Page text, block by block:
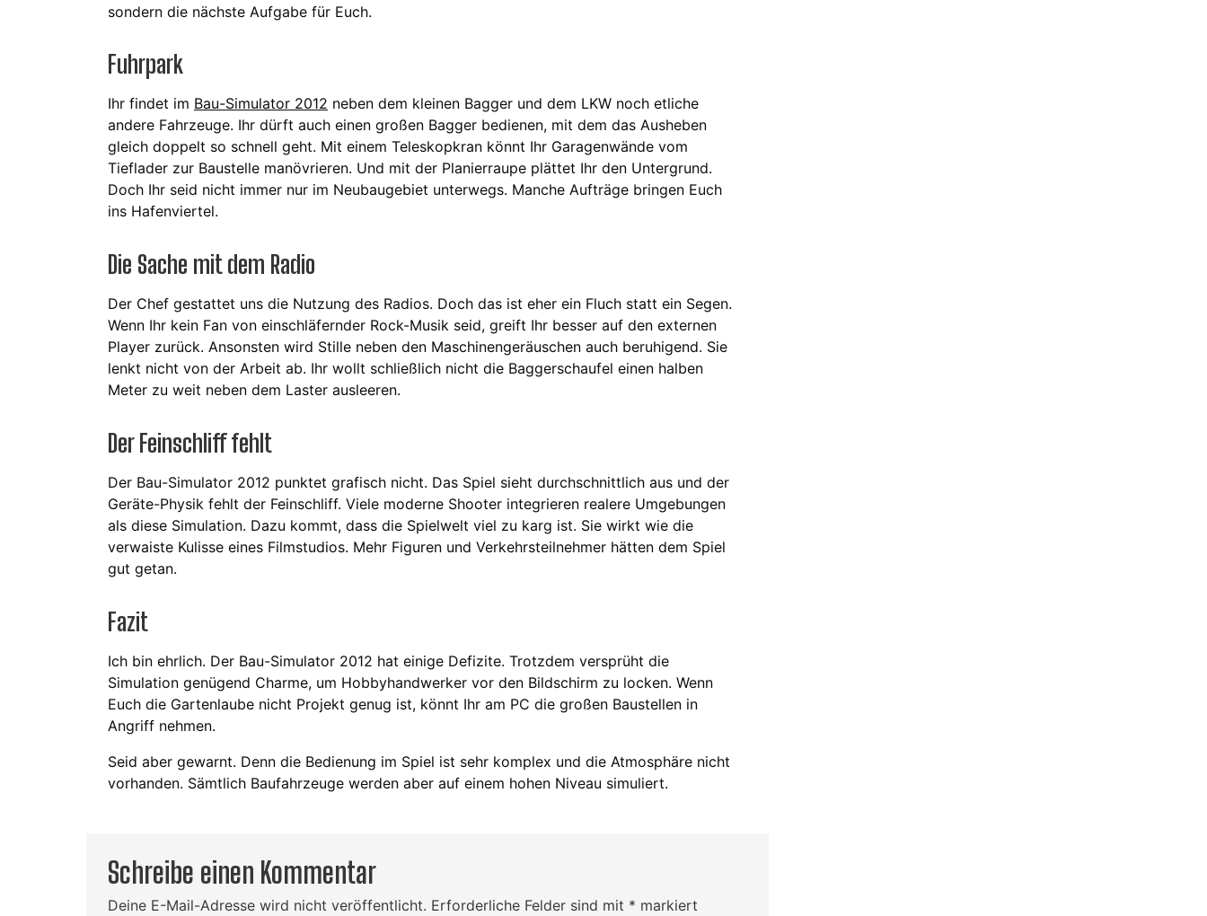
sondern die nächste Aufgabe für Euch.
Fuhrpark
Ihr findet im Bau-Simulator 2012 neben dem kleinen Bagger und dem LKW noch etliche
andere Fahrzeuge. Ihr dürft auch einen großen Bagger bedienen, mit dem das Ausheben
gleich doppelt so schnell geht. Mit einem Teleskopkran könnt Ihr Garagenwände vom
Tieflader zur Baustelle manövrieren. Und mit der Planierraupe plättet Ihr den Untergrund.
Doch Ihr seid nicht immer nur im Neubaugebiet unterwegs. Manche Aufträge bringen Euch
ins Hafenviertel.
Die Sache mit dem Radio
Der Chef gestattet uns die Nutzung des Radios. Doch das ist eher ein Fluch statt ein Segen.
Wenn Ihr kein Fan von einschläfernder Rock-Musik seid, greift Ihr besser auf den externen
Player zurück. Ansonsten wird Stille neben den Maschinengeräuschen auch beruhigend. Sie
lenkt nicht von der Arbeit ab. Ihr wollt schließlich nicht die Baggerschaufel einen halben
Meter zu weit neben dem Laster ausleeren.
Der Feinschliff fehlt
Der Bau-Simulator 2012 punktet grafisch nicht. Das Spiel sieht durchschnittlich aus und der
Geräte-Physik fehlt der Feinschliff. Viele moderne Shooter integrieren realere Umgebungen
als diese Simulation. Dazu kommt, dass die Spielwelt viel zu karg ist. Sie wirkt wie die
verwaiste Kulisse eines Filmstudios. Mehr Figuren und Verkehrsteilnehmer hätten dem Spiel
gut getan.
Fazit
Ich bin ehrlich. Der Bau-Simulator 2012 hat einige Defizite. Trotzdem versprüht die
Simulation genügend Charme, um Hobbyhandwerker vor den Bildschirm zu locken. Wenn
Euch die Gartenlaube nicht Projekt genug ist, könnt Ihr am PC die großen Baustellen in
Angriff nehmen.
Seid aber gewarnt. Denn die Bedienung im Spiel ist sehr komplex und die Atmosphäre nicht
vorhanden. Sämtlich Baufahrzeuge werden aber auf einem hohen Niveau simuliert.
Schreibe einen Kommentar
Deine E-Mail-Adresse wird nicht veröffentlicht. Erforderliche Felder sind mit * markiert